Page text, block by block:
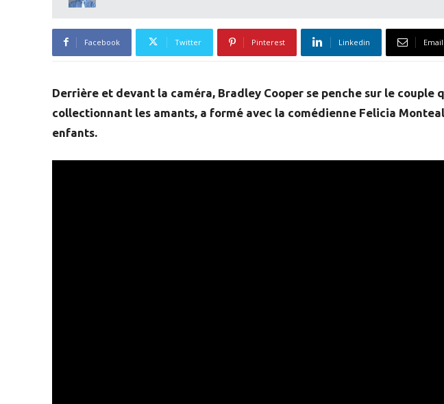
Facebook Twitter Pinterest Linkedin Email
Derrière et devant la caméra, Bradley Cooper se penche sur le couple
collectionnant les amants, a formé avec la comédienne Felicia
enfants.